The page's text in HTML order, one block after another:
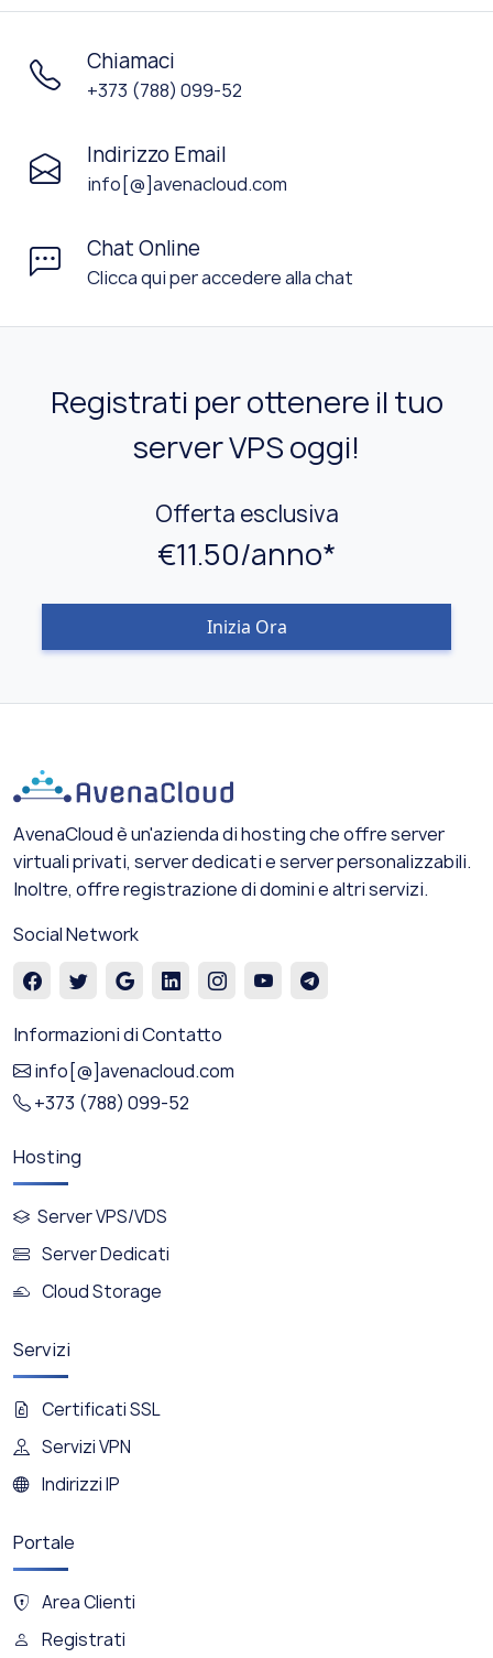
Chiamaci
+373 (788) 099-52
Indirizzo Email
info[@]avenacloud.com
Chat Online
Clicca qui per accedere alla chat
Registrati per ottenere il tuo
server VPS oggi!
Offerta esclusiva
€11.50/anno*
Inizia Ora
AvenaCloud è un'azienda di hosting che offre server
virtuali privati, server dedicati e server personalizzabili.
Inoltre, offre registrazione di domini e altri servizi.
Social Network
Informazioni di Contatto
info[@]avenacloud.com
+373 (788) 099-52
Hosting
Server VPS/VDS
Server Dedicati
Cloud Storage
Servizi
Certificati SSL
Servizi VPN
Indirizzi IP
Portale
Area Clienti
Registrati